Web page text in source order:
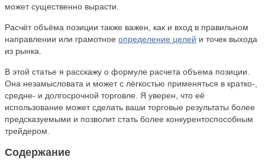
может существенно вырасти.
Расчёт объёма позиции также важен, как и вход в правильном
направлении или грамотное определение целей и точек выхода
из рынка.
В этой статье я расскажу о формуле расчета объема позиции.
Она незамысловата и может с лёгкостью применяться в кратко-,
средне- и долгосрочной торговле. Я уверен, что её
использование может сделать ваши торговые результаты более
предсказуемыми и позволит стать более конкурентоспособным
трейдером.
Содержание